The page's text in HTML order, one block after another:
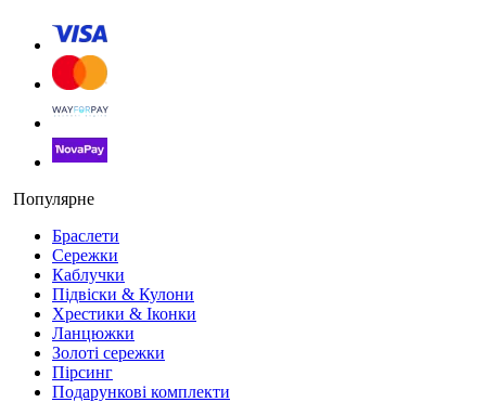
Популярне
Браслети
Сережки
Каблучки
Підвіски & Кулони
Хрестики & Іконки
Ланцюжки
Золоті сережки
Пірсинг
Подарункові комплекти